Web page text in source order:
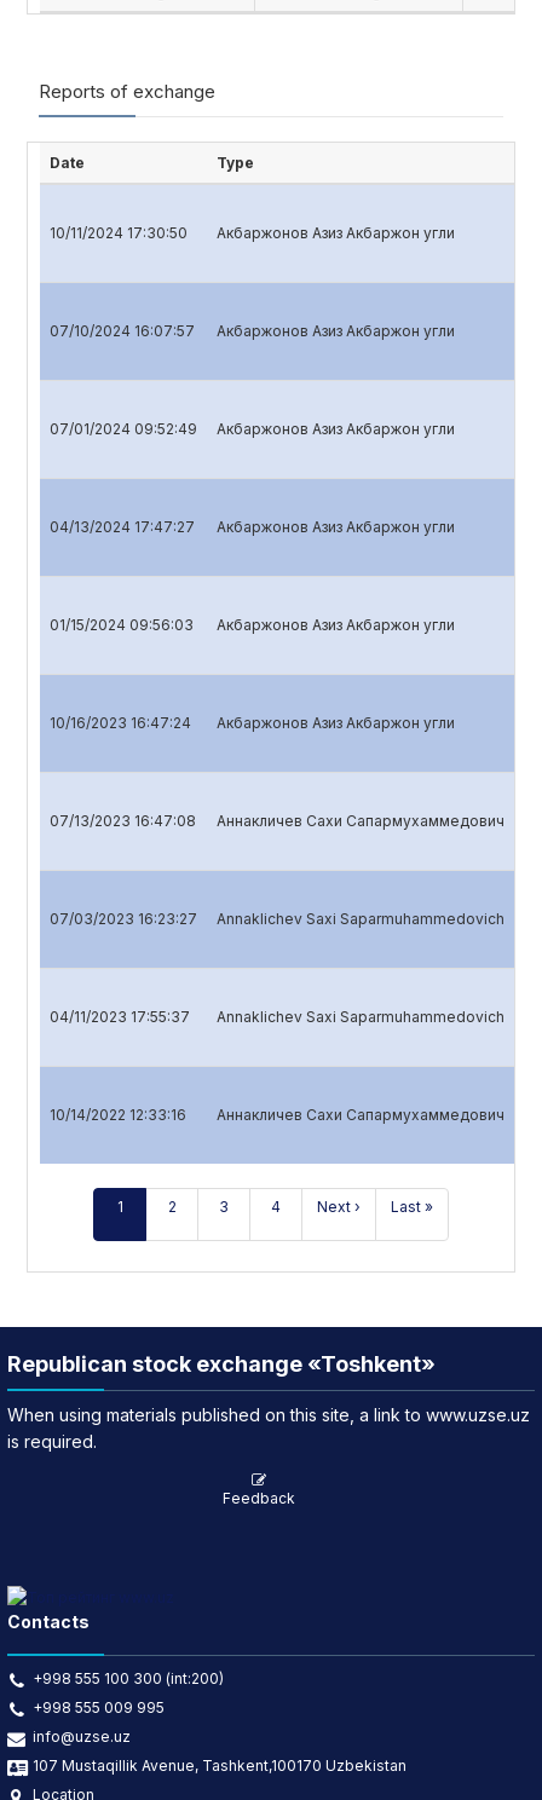
Reports of exchange
Date Type
10/11/2024 17:30:50 Акбаржонов Азиз Акбаржон угли
07/10/2024 16:07:57 Акбаржонов Азиз Акбаржон угли
07/01/2024 09:52:49 Акбаржонов Азиз Акбаржон угли
04/13/2024 17:47:27 Акбаржонов Азиз Акбаржон угли
01/15/2024 09:56:03 Акбаржонов Азиз Акбаржон угли
10/16/2023 16:47:24 Акбаржонов Азиз Акбаржон угли
07/13/2023 16:47:08 Аннакличев Сахи Сапармухаммедович
07/03/2023 16:23:27 Annaklichev Saxi Saparmuhammedovich
04/11/2023 17:55:37 Annaklichev Saxi Saparmuhammedovich
10/14/2022 12:33:16 Аннакличев Сахи Сапармухаммедович
1 2 3 4 Next › Last »
Republican stock exchange «Toshkent»
When using materials published on this site, a link to www.uzse.uz
is required.
Feedback
Contacts
+998 555 100 300 (int:200)
+998 555 009 995
info@uzse.uz
107 Mustaqillik Avenue, Tashkent,100170 Uzbekistan
Location